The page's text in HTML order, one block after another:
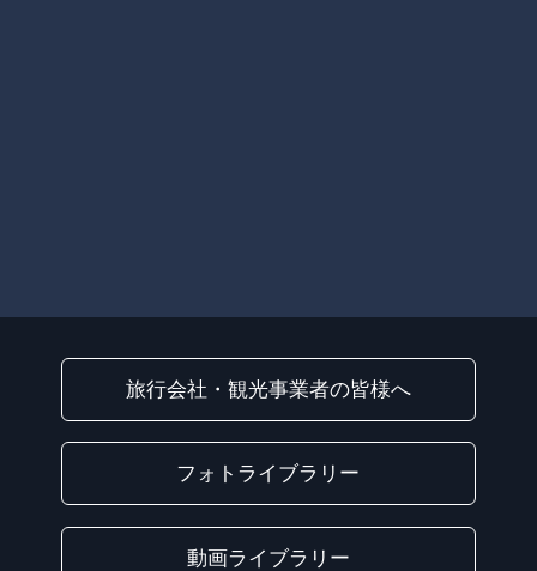
旅行会社・観光事業者の皆様へ
フォトライブラリー
動画ライブラリー